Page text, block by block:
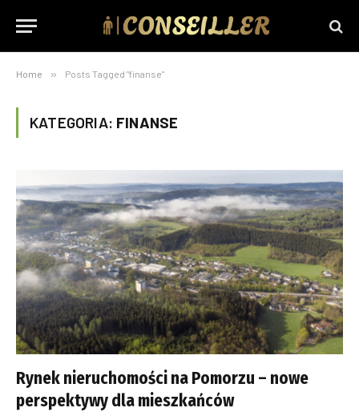
Home » Posts Tagged "finanse"
KATEGORIA: FINANSE
Rynek nieruchomości na Pomorzu – nowe
perspektywy dla mieszkańców